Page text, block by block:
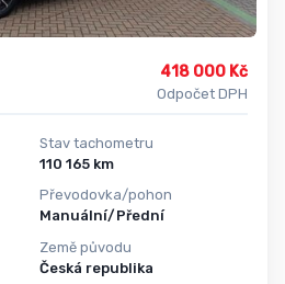
418 000 Kč
Odpočet DPH
Stav tachometru
110 165 km
Převodovka/pohon
Manuální/Přední
Země původu
Česká republika